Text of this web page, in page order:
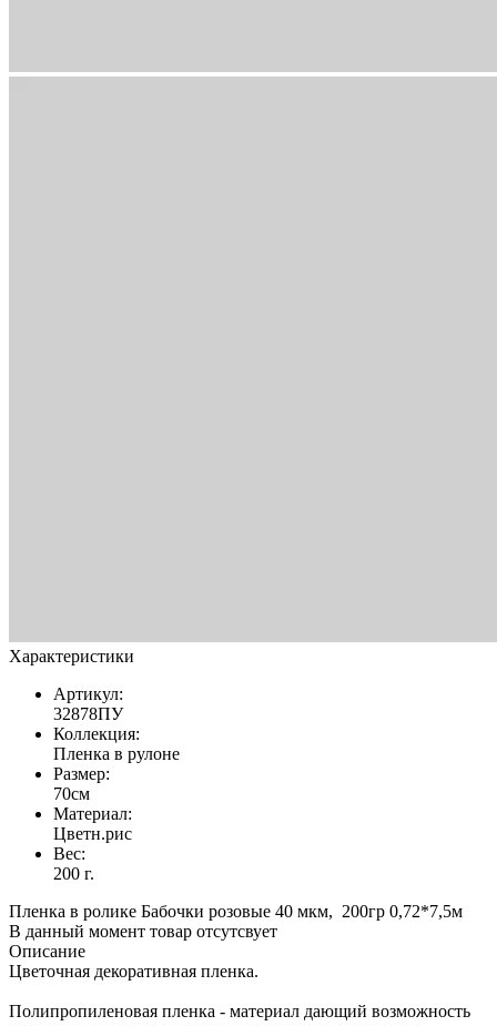
Характеристики
Артикул:
32878ПУ
Коллекция:
Пленка в рулоне
Размер:
70см
Материал:
Цветн.рис
Вес:
200 г.
Пленка в ролике Бабочки розовые 40 мкм, 200гр 0,72*7,5м
В данный момент товар отсутсвует
Описание
Цветочная декоративная пленка.
Полипропиленовая пленка - материал дающий возможность